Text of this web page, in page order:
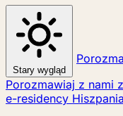
Stary wygląd
Porozmawiaj z nami
e-residency